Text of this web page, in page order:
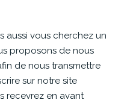
aussi vous cherchez un
proposons de nous
de nous transmettre
sur notre site
recevrez en avant